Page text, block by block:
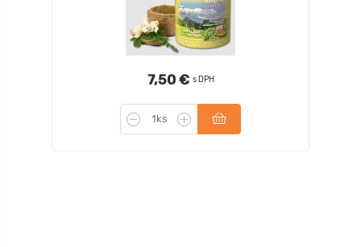
7,50 € s DPH